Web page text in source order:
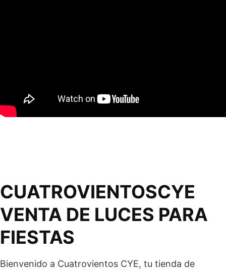
CUATROVIENTOSCYE
VENTA DE LUCES PARA
FIESTAS
Bienvenido a Cuatrovientos CYE, tu tienda de